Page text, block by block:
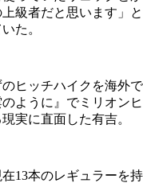
級者だと思います」と
た。
ヒッチハイクを海外で
ように』でミリオンヒ
実に直面した有吉。
13本のレギュラーを持